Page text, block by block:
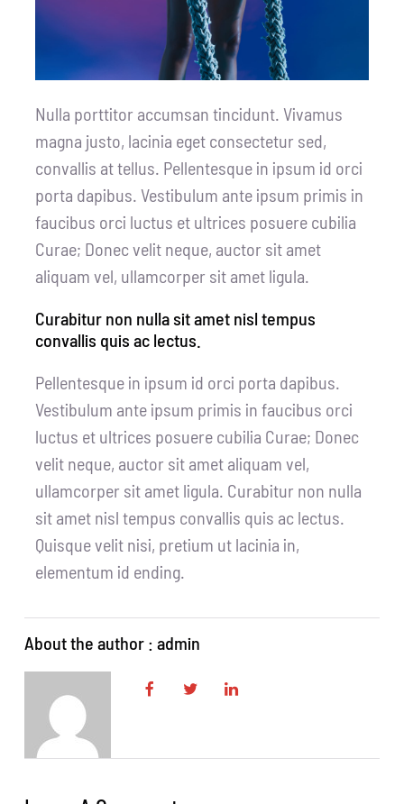
Nulla porttitor accumsan tincidunt. Vivamus
magna justo, lacinia eget consectetur sed,
convallis at tellus. Pellentesque in ipsum id orci
porta dapibus. Vestibulum ante ipsum primis in
faucibus orci luctus et ultrices posuere cubilia
Curae; Donec velit neque, auctor sit amet
aliquam vel, ullamcorper sit amet ligula.
Curabitur non nulla sit amet nisl tempus
convallis quis ac lectus.
Pellentesque in ipsum id orci porta dapibus.
Vestibulum ante ipsum primis in faucibus orci
luctus et ultrices posuere cubilia Curae; Donec
velit neque, auctor sit amet aliquam vel,
ullamcorper sit amet ligula. Curabitur non nulla
sit amet nisl tempus convallis quis ac lectus.
Quisque velit nisi, pretium ut lacinia in,
elementum id ending.
About the author : admin